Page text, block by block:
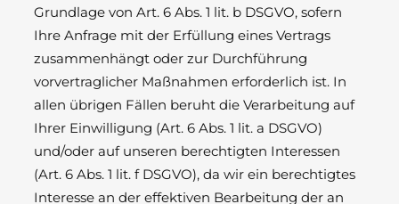
Grundlage von Art. 6 Abs. 1 lit. b DSGVO, sofern
Ihre Anfrage mit der Erfüllung eines Vertrags
zusammenhängt oder zur Durchführung
vorvertraglicher Maßnahmen erforderlich ist. In
allen übrigen Fällen beruht die Verarbeitung auf
Ihrer Einwilligung (Art. 6 Abs. 1 lit. a DSGVO)
und/oder auf unseren berechtigten Interessen
(Art. 6 Abs. 1 lit. f DSGVO), da wir ein berechtigtes
Interesse an der effektiven Bearbeitung der an